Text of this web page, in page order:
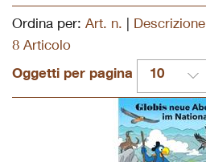
Ordina per: Art. n. Descrizione
8 Articolo
Oggetti per pagina 10